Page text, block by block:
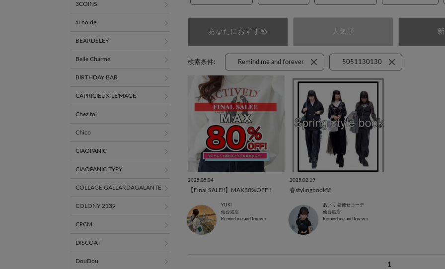
あなたにおすすめ 人気順
検索条件: Remind me and forever 5051130130
2025.05.04
【Final SALE!!】MAX80%OFF‼️
YUKI
仙台港店
Remind me and forever
2025.02.19
春stylingbook🌸
あいり 着痩せコーデ
仙台港店
Remind me and forever
1
3COINS
ai no de
BEARDSLEY
Belle Charme
BIRTHDAY BAR
CAPRICIEUX LE'MAGE
Chez toi
Chico
CIAOPANIC
CIAOPANIC TYPY
COLLAGE GALLARDAGALANTE
COLONY 2139
CPCM
DISCOAT
DouDou